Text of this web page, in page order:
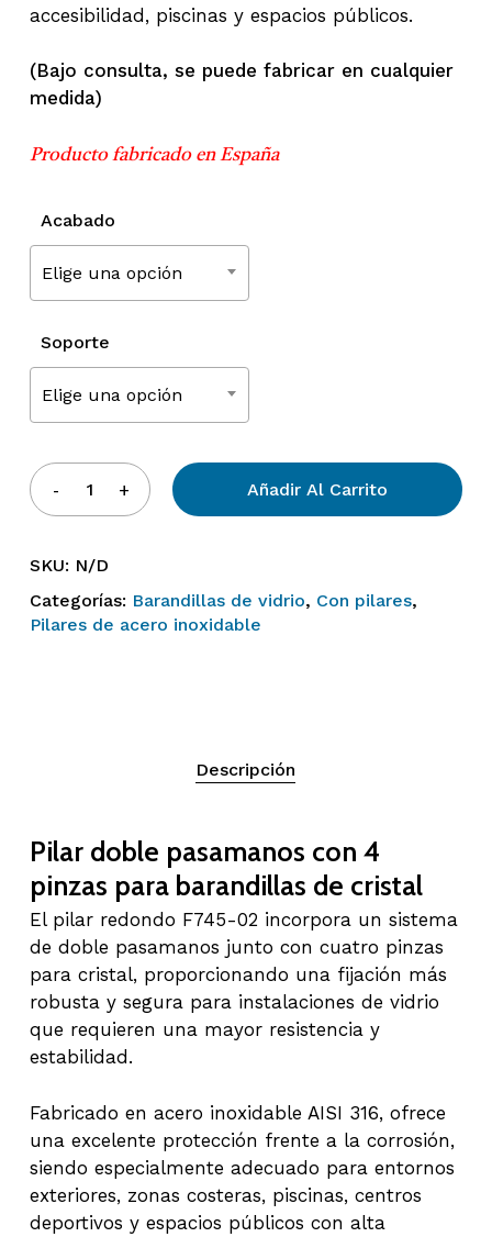
accesibilidad, piscinas y espacios públicos.
(Bajo consulta, se puede fabricar en cualquier
medida)
Producto fabricado en España
Acabado
Elige una opción
Soporte
Elige una opción
Añadir Al Carrito
SKU: N/D
Categorías: Barandillas de vidrio, Con pilares,
Pilares de acero inoxidable
Descripción
Pilar doble pasamanos con 4
pinzas para barandillas de cristal
El pilar redondo F745-02 incorpora un sistema
de doble pasamanos junto con cuatro pinzas
para cristal, proporcionando una fijación más
robusta y segura para instalaciones de vidrio
que requieren una mayor resistencia y
estabilidad.
Fabricado en acero inoxidable AISI 316, ofrece
una excelente protección frente a la corrosión,
siendo especialmente adecuado para entornos
exteriores, zonas costeras, piscinas, centros
deportivos y espacios públicos con alta